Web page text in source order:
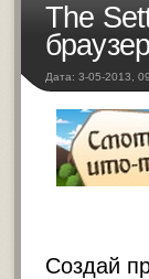
The
Дата: 3-05-2013,
Создай